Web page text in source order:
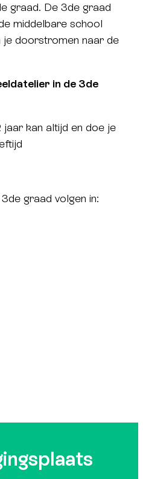
graad. De 3de graad
middelbare school
je doorstromen naar de
in de 3de
jaar kan altijd en doe je
graad volgen in: